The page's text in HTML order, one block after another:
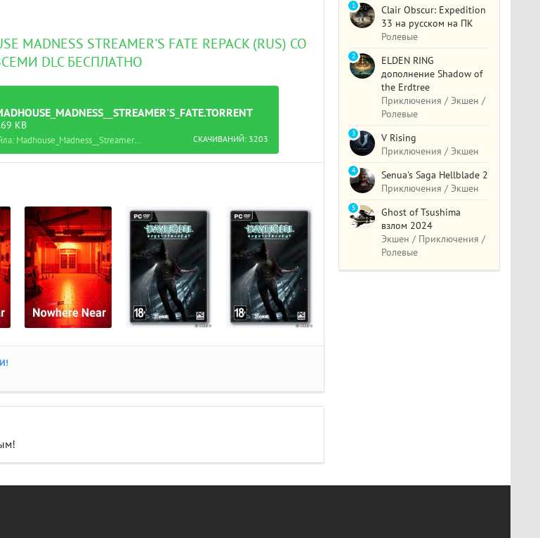
MADNESS STREAMER'S FATE REPACK (RUS) СО
DLC БЕСПЛАТНО
KB
СКАЧИВАНИЙ: 3203
Название файла: Madhouse_Madness__Streamer's_Fate.torrent
Clair Obscur: Expedition
33 на русском на ПК
Ролевые
1
ELDEN RING
дополнение Shadow of
the Erdtree
Приключения / Экшен /
Ролевые
2
V Rising
Приключения / Экшен
3
Senua's Saga Hellblade 2
Приключения / Экшен
4
Ghost of Tsushima
взлом 2024
Экшен / Приключения /
Ролевые
5